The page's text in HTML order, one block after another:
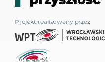
Projekt realizowany przez